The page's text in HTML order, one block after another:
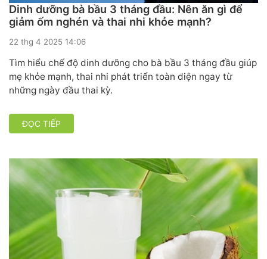
Dinh dưỡng bà bầu 3 tháng đầu: Nên ăn gì để
giảm ốm nghén và thai nhi khỏe mạnh?
22 thg 4 2025 14:06
Tìm hiểu chế độ dinh dưỡng cho bà bầu 3 tháng đầu giúp
mẹ khỏe mạnh, thai nhi phát triển toàn diện ngay từ
những ngày đầu thai kỳ.
ĐỌC TIẾP